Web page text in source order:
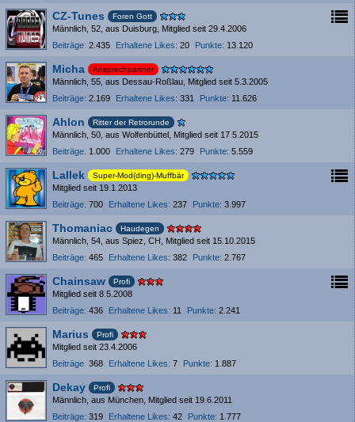
CZ-Tunes Foren Gott
Männlich 52 aus Duisburg Mitglied seit 29.4.2006
Beiträge 2.435 Erhaltene Likes 20 Punkte 13.120
Micha Ansprechpartner
Männlich 55 aus Dessau-Roßlau Mitglied seit 5.3.2005
Beiträge 2.169 Erhaltene Likes 331 Punkte 11.626
Ahlon Ritter der Retrorunde
Männlich 50 aus Wolfenbüttel Mitglied seit 17.5.2015
Beiträge 1.000 Erhaltene Likes 279 Punkte 5.559
Lallek Super-Mod(ding)-Muffbär
Mitglied seit 19.1.2013
Beiträge 700 Erhaltene Likes 237 Punkte 3.997
Thomaniac Haudegen
Männlich 54 aus Spiez, CH
Mitglied seit 15.10.2015
Beiträge 465 Erhaltene Likes 382 Punkte 2.767
Chainsaw Profi
Mitglied seit 8.5.2008
Beiträge 436 Erhaltene Likes 11 Punkte 2.241
Marius Profi
Mitglied seit 23.4.2006
Beiträge 368 Erhaltene Likes 7 Punkte 1.887
Dekay Profi
Männlich aus München Mitglied seit 19.6.2011
Beiträge 319 Erhaltene Likes 42 Punkte 1.777